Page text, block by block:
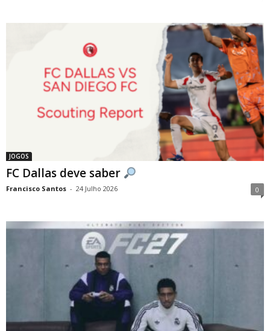
JOGOS
FC Dallas deve saber
Francisco Santos - 24 Julho 2026 0